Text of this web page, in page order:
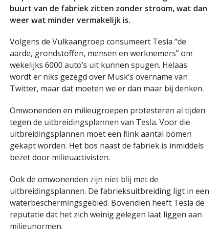
buurt van de fabriek zitten zonder stroom, wat dan
weer wat minder vermakelijk is.
Volgens de Vulkaangroep consumeert Tesla “de
aarde, grondstoffen, mensen en werknemers” om
wekelijks 6000 auto’s uit kunnen spugen. Helaas
wordt er niks gezegd over Musk’s overname van
Twitter, maar dat moeten we er dan maar bij denken.
Omwonenden en milieugroepen protesteren al tijden
tegen de uitbreidingsplannen van Tesla. Voor die
uitbreidingsplannen moet een flink aantal bomen
gekapt worden. Het bos naast de fabriek is inmiddels
bezet door milieuactivisten.
Ook de omwonenden zijn niet blij met de
uitbreidingsplannen. De fabrieksuitbreiding ligt in een
waterbeschermingsgebied. Bovendien heeft Tesla de
reputatie dat het zich weinig gelegen laat liggen aan
milieunormen.